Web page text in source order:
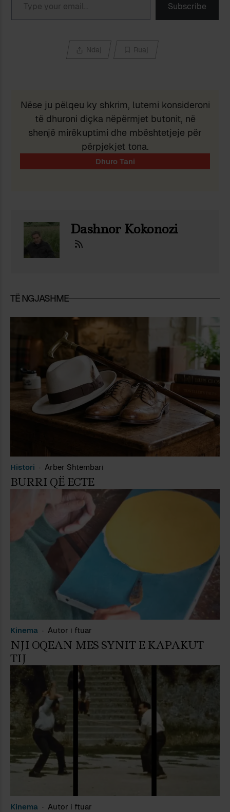
Subscribe
Ndaj Ruaj
Nëse ju pëlqeu ky shkrim, lutemi konsideroni
të dhuroni diçka nëpërmjet butonit, në
shenjë mirëkuptimi dhe mbështetjeje për
përpjekjet tona.
Dashnor Kokonozi
TË NGJASHME
Histori Arber Shtëmbari
BURRI QË ECTE
Kinema Autor i ftuar
NJI OQEAN MES SYNIT E KAPAKUT
TIJ
Kinema Autor i ftuar